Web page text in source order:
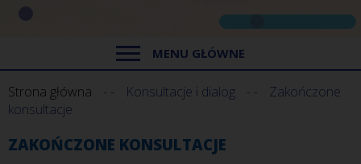
MENU GŁÓWNE
Strona główna Konsultacje i dialog
Zakończone
konsultacje
ZAKOŃCZONE KONSULTACJE